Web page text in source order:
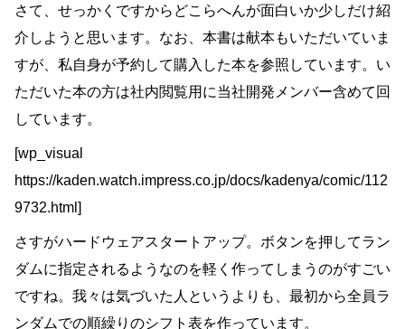
さて、せっかくですからどこらへんが面白いか少しだけ紹
介しようと思います。なお、本書は献本もいただいていま
すが、私自身が予約して購入した本を参照しています。い
ただいた本の方は社内閲覧用に当社開発メンバー含めて回
しています。
[wp_visual
https://kaden.watch.impress.co.jp/docs/kadenya/comic/112
9732.html]
さすがハードウェアスタートアップ。ボタンを押してラン
ダムに指定されるようなのを軽く作ってしまうのがすごい
ですね。我々は気づいた人というよりも、最初から全員ラ
ンダムでの順繰りのシフト表を作っています。